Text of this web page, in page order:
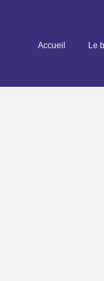
Accueil Le